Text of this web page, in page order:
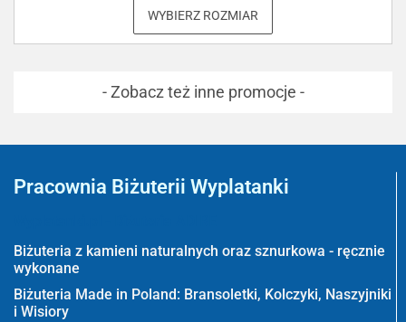
WYBIERZ ROZMIAR
- Zobacz też inne promocje -
Pracownia Biżuterii Wyplatanki
Biżuteria z kamieni naturalnych oraz sznurkowa - ręcznie
wykonane
Biżuteria Made in Poland: Bransoletki, Kolczyki, Naszyjniki
i Wisiory